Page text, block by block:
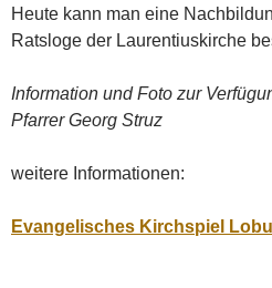
Heute kann man eine
Ratsloge der Laurentiuskirche
Information und Foto zur
Pfarrer Georg Struz
weitere Informationen:
Evangelisches Kirchspiel